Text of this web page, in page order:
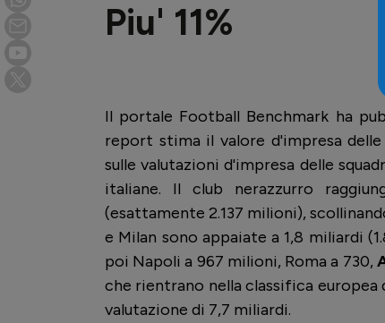
Piu' 11%
Il portale Football Benchmark ha
report stima il valore d'impresa
sulle valutazioni d'impresa delle
italiane. Il club nerazzurro
(esattamente 2.137 milioni),
e Milan sono appaiate a 1,8 miliardi
poi Napoli a 967 milioni, Roma a 730,
che rientrano nella classifica europea
valutazione di 7,7 miliardi.